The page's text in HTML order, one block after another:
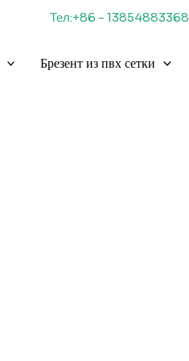
Тел:+86 - 13854883368
Брезент из пвх сетки